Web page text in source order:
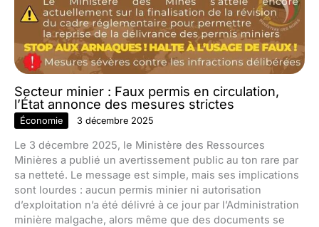
Secteur minier : Faux permis en circulation,
l’État annonce des mesures strictes
Économie 3 décembre 2025
Le 3 décembre 2025, le Ministère des Ressources
Minières a publié un avertissement public au ton rare par
sa netteté. Le message est simple, mais ses implications
sont lourdes : aucun permis minier ni autorisation
d’exploitation n’a été délivré à ce jour par l’Administration
minière malgache, alors même que des documents se